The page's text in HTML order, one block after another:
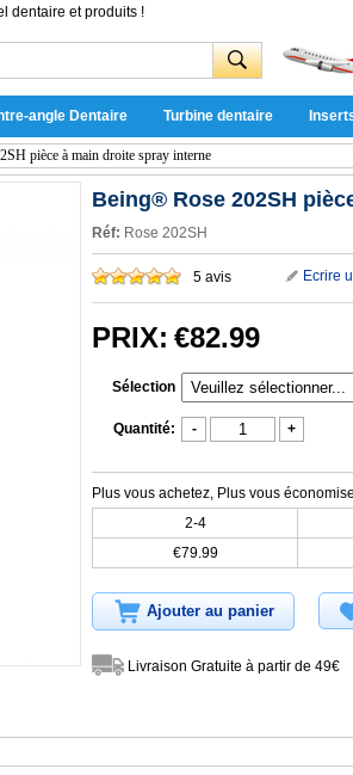
dentaire et produits !
angle Dentaire Turbine dentaire
pièce à main droite spray interne
Being® Rose 202SH
Réf: Rose 202SH
5 avis Ecrire
PRIX: €82.99
Sélection
Quantité: - +
Plus vous achetez, Plus vous
2-4
€79.99
Ajouter au panier
Livraison Gratuite à partir de 49€